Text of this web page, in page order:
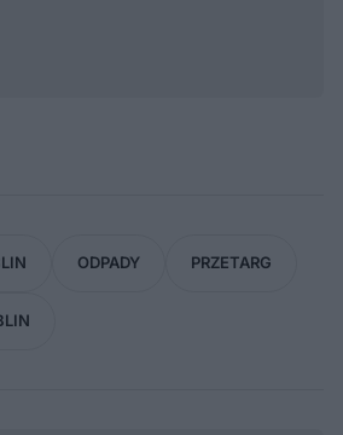
ODPADY PRZETARG